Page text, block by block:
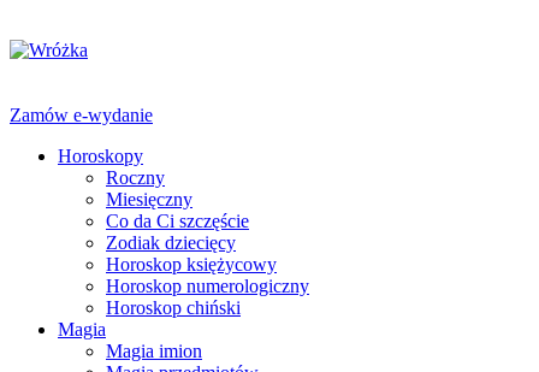
Zamów e-wydanie
Horoskopy
Roczny
Miesięczny
Co da Ci szczęście
Zodiak dziecięcy
Horoskop księżycowy
Horoskop numerologiczny
Horoskop chiński
Magia
Magia imion